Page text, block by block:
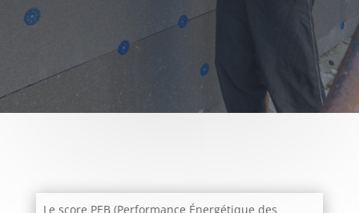
Le score PEB (Performance Énergétique des